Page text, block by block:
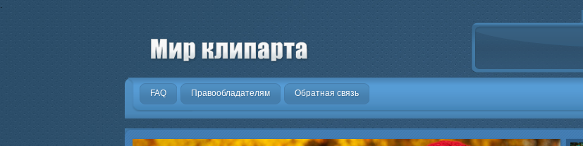
.
FAQ Правообладателям Обратная связь